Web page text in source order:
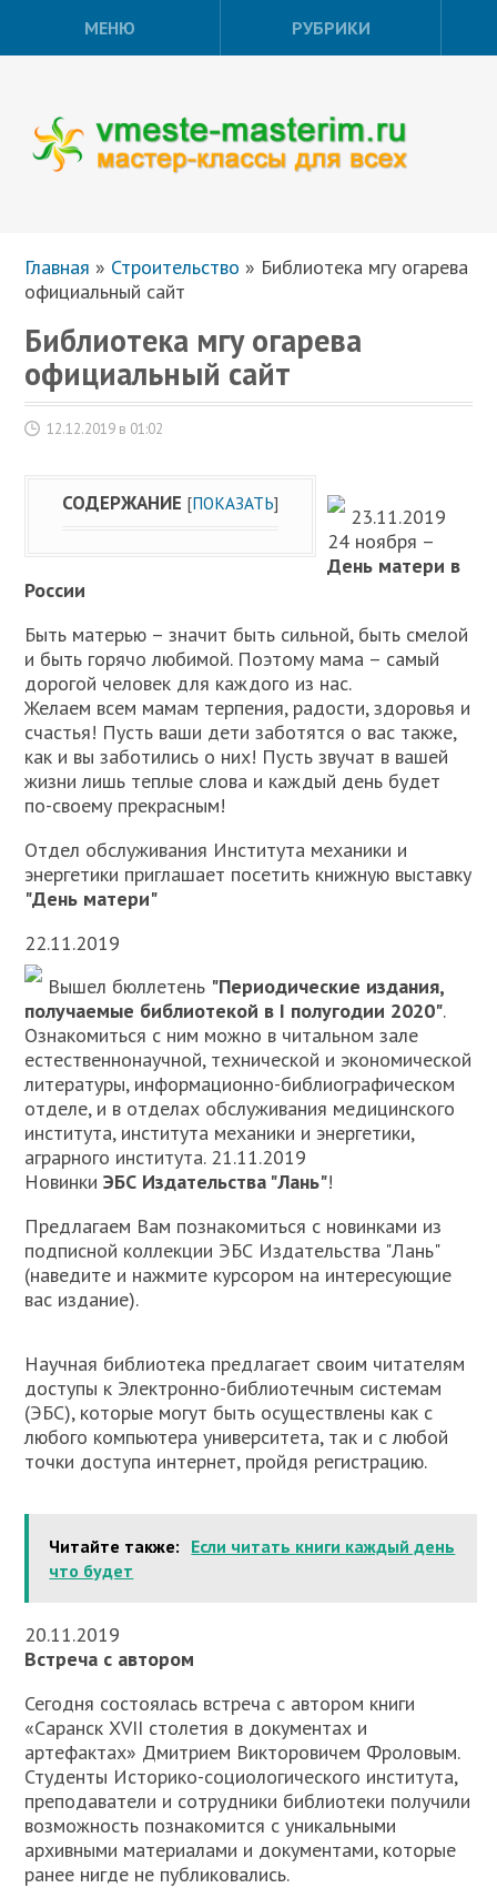
МЕНЮ РУБРИКИ
Главная » Строительство » Библиотека мгу огарева
официальный сайт
Библиотека мгу огарева
официальный сайт
12.12.2019 в 01:02
СОДЕРЖАНИЕ [ПОКАЗАТЬ]
23.11.2019
24 ноября –
День матери в
России
Быть матерью – значит быть сильной, быть смелой
и быть горячо любимой. Поэтому мама – самый
дорогой человек для каждого из нас.
Желаем всем мамам терпения, радости, здоровья и
счастья! Пусть ваши дети заботятся о вас также,
как и вы заботились о них! Пусть звучат в вашей
жизни лишь теплые слова и каждый день будет
по-своему прекрасным!
Отдел обслуживания Института механики и
энергетики приглашает посетить книжную выставку
"День матери"
22.11.2019
Вышел бюллетень "Периодические издания,
получаемые библиотекой в I полугодии 2020".
Ознакомиться с ним можно в читальном зале
естественнонаучной, технической и экономической
литературы, информационно-библиографическом
отделе, и в отделах обслуживания медицинского
института, института механики и энергетики,
аграрного института. 21.11.2019
НовинкиЭБС Издательства "Лань"!
Предлагаем Вам познакомиться с новинками из
подписной коллекции ЭБС Издательства "Лань"
(наведите и нажмите курсором на интересующие
вас издание).
Научная библиотека предлагает своим читателям
доступы к Электронно-библиотечным системам
(ЭБС), которые могут быть осуществлены как с
любого компьютера университета, так и с любой
точки доступа интернет, пройдя регистрацию.
Читайте также: Если читать книги каждый день
что будет
20.11.2019
Встреча с автором
Сегодня состоялась встреча с автором книги
«Саранск XVII столетия в документах и
артефактах» Дмитрием Викторовичем Фроловым.
Студенты Историко-социологического института,
преподаватели и сотрудники библиотеки получили
возможность познакомится с уникальными
архивными материалами и документами, которые
ранее нигде не публиковались.